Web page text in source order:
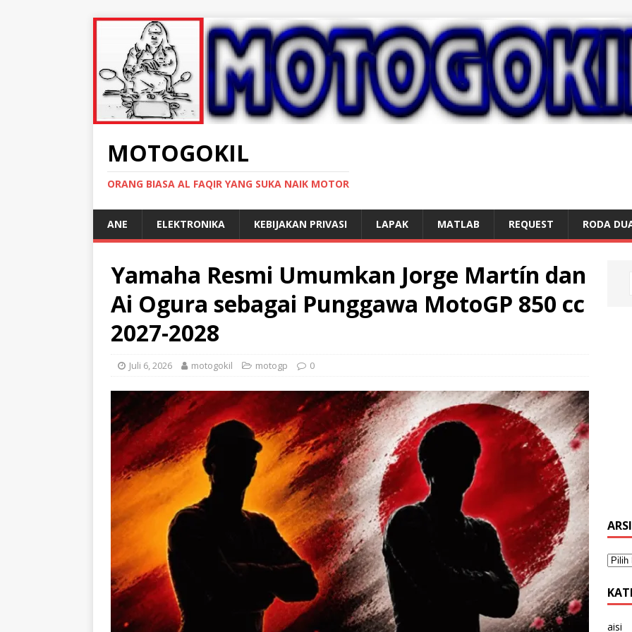
MOTOGOKIL
ORANG BIASA AL FAQIR YANG SUKA NAIK MOTOR
ANE ELEKTRONIKA KEBIJAKAN PRIVASI LAPAK MATLAB REQUEST RODA
Yamaha Resmi Umumkan Jorge Martín dan
Ai Ogura sebagai Punggawa MotoGP 850 cc
2027-2028
Juli 6, 2026 motogokil motogp 0
aisi